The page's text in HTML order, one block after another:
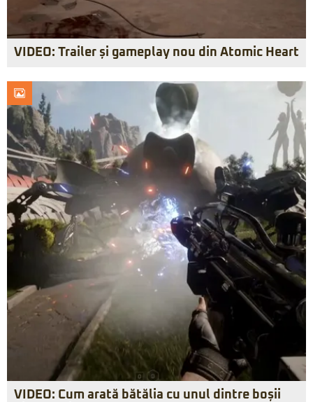
VIDEO: Trailer și gameplay nou din Atomic Heart
VIDEO: Cum arată bătălia cu unul dintre boșii